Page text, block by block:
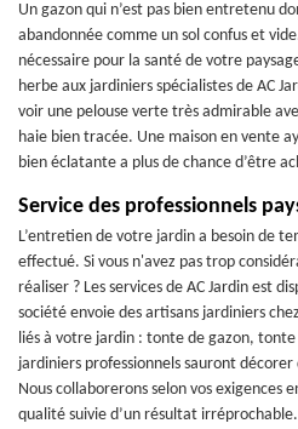
Un gazon qui n’est pas bien entretenu
abandonnée comme un sol confus et
nécessaire pour la santé de votre
herbe aux jardiniers spécialistes de AC
voir une pelouse verte très admirable
haie bien tracée. Une maison en vente
bien éclatante a plus de chance d’être
Service des professionnels
L’entretien de votre jardin a besoin de
effectué. Si vous n'avez pas trop
réaliser ? Les services de AC Jardin est
société envoie des artisans jardiniers
liés à votre jardin : tonte de gazon,
jardiniers professionnels sauront
Nous collaborerons selon vos exigences
qualité suivie d’un résultat irréprochable.